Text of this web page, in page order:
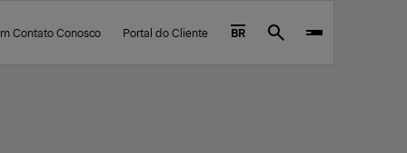
Contato Conosco Portal do Cliente BR Search